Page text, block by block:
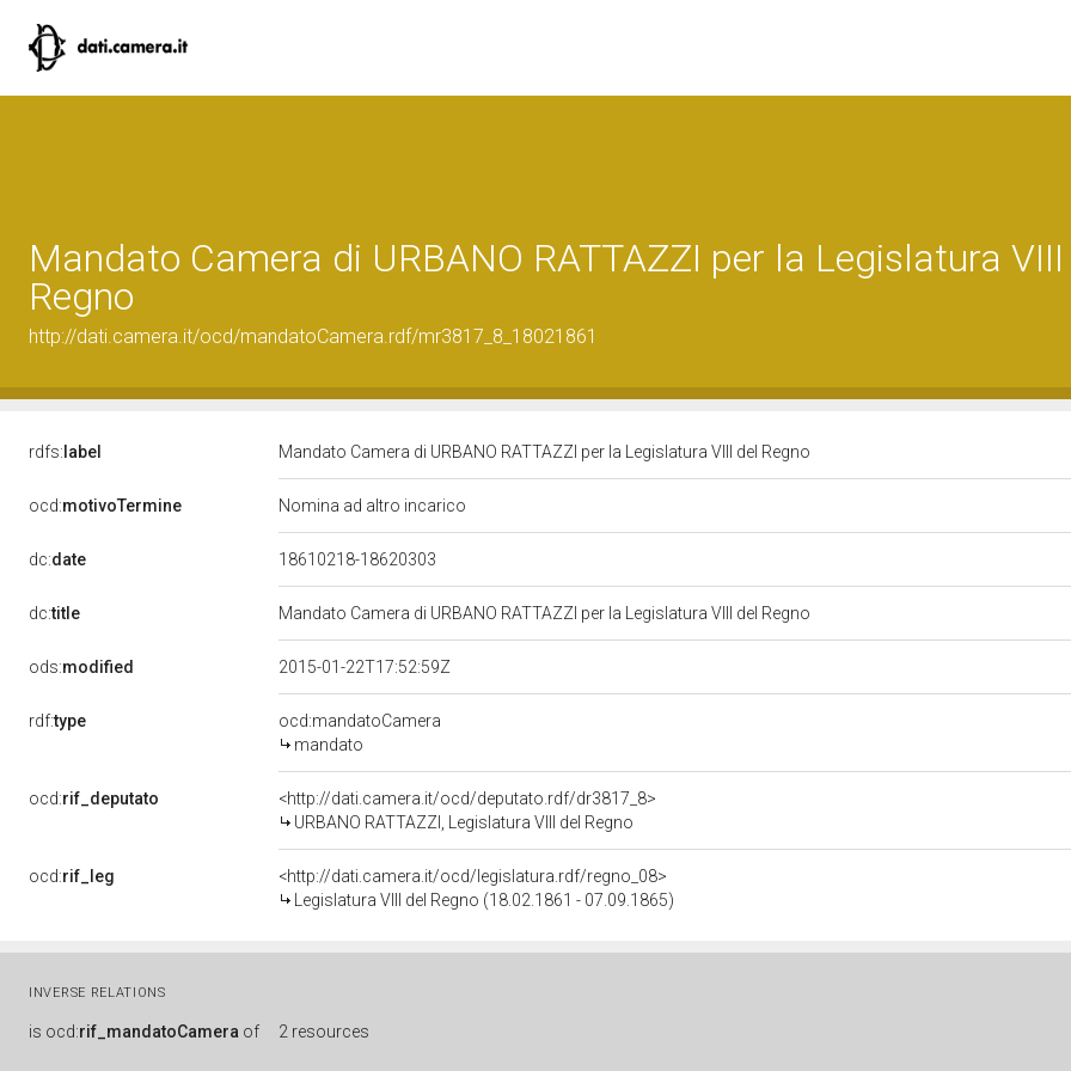
Mandato Camera di URBANO RATTAZZI per la Legislatura VIII
Regno
http://dati.camera.it/ocd/mandatoCamera.rdf/mr3817_8_18021861
rdfs: label Mandato Camera di URBANO RATTAZZI per la Legislatura VIII del Regno
ocd:motivoTermine Nomina ad altro incarico
dc:date 18610218-18620303
dc:title Mandato Camera di URBANO RATTAZZI per la Legislatura VIII del Regno
ods:modified 2015-01-22T17:52:59Z
rdf:type
ocd:mandatoCamera
mandato
ocd:rif_deputato
<http://dati.camera.it/ocd/deputato.rdf/dr3817_8>
URBANO RATTAZZI, Legislatura VIII del Regno
ocd:rif_leg
<http://dati.camera.it/ocd/legislatura.rdf/regno_08>
Legislatura VIII del Regno (18.02.1861 - 07.09.1865)
INVERSE RELATIONS
is ocd:rif_mandatoCamera of 2 resources